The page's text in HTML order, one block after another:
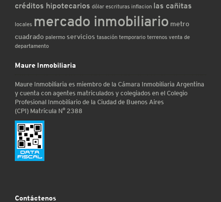
créditos hipotecarios dólar escrituras inflacion las cañitas
locales mercado inmobiliario metro
cuadrado palermo servicios tasación temporario terrenos venta de
departamento
Maure Inmobiliaria
Maure Inmobiliaria es miembro de la Cámara Inmobiliaria Argentina
y cuenta con agentes matriculados y colegiados en el Colegio
Profesional Inmobiliario de la Ciudad de Buenos Aires
(CPI) Matrícula N° 2388
Contáctenos